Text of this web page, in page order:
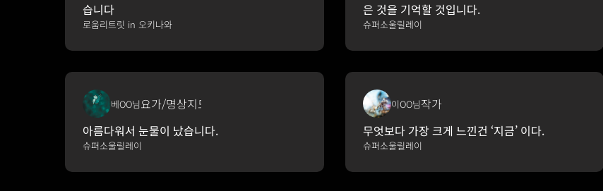
습니다
로움리트릿 in 오키나와
은 것을 기억할 것입니다.
슈퍼소울릴레이
베OO님요가/명상지도자
아름다워서 눈물이 났습니다.
슈퍼소울릴레이
이OO님작가
무엇보다 가장 크게 느낀건 ‘지금’ 이다.
슈퍼소울릴레이